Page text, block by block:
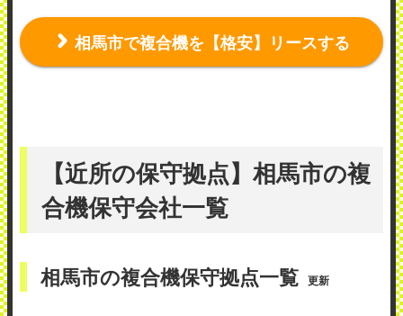
相馬市で複合機を【格安】リースする
【近所の保守拠点】相馬市の複
合機保守会社一覧
相馬市の複合機保守拠点一覧 更新